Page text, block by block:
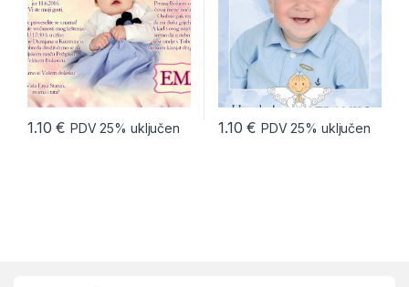
1.10€ PDV 25% uključen 1.10€ PDV 25% uključen